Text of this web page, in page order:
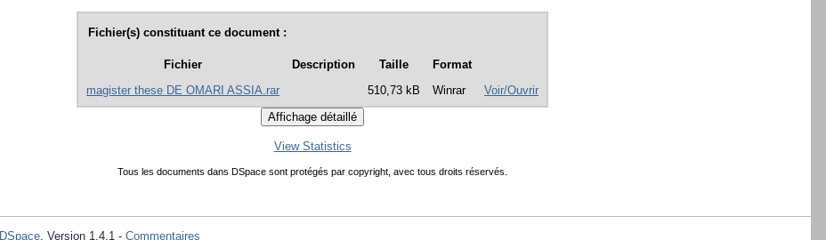
Fichier(s) constituant ce document :
Fichier Description Taille
Format
magister these DE OMARI ASSIA.rar
510,73 kB Winrar Voir/Ouvrir
View Statistics
Tous les documents dans DSpace sont protégés par copyright, avec tous droits réservés.
DSpace, Version 1.4.1 - Commentaires